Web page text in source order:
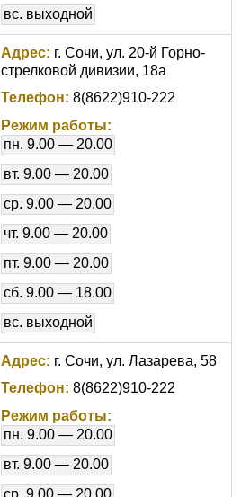
вс. выходной
Адрес: г. Сочи, ул. 20-й Горно-
стрелковой дивизии, 18а
Телефон: 8(8622)910-222
Режим работы:
пн. 9.00 — 20.00
вт. 9.00 — 20.00
ср. 9.00 — 20.00
чт. 9.00 — 20.00
пт. 9.00 — 20.00
сб. 9.00 — 18.00
вс. выходной
Адрес: г. Сочи, ул. Лазарева, 58
Телефон: 8(8622)910-222
Режим работы:
пн. 9.00 — 20.00
вт. 9.00 — 20.00
ср. 9.00 — 20.00